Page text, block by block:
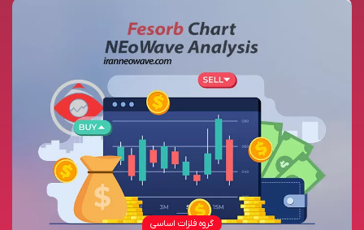
گروه فلزات اساسی